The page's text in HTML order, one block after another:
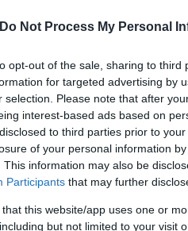
Do Not Process My Personal
opt-out of the sale, sharing to
for targeted advertising by
selection. Please note that after
interest-based ads based on
to third parties prior to
of your personal information
This information may also be
Participants that may further
that this website/app uses one or
but not limited to your visit
που έχασε τον σκύλο
σε σωρό από
στα συντρίμμια,